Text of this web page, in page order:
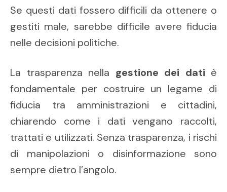
Se questi dati fossero difficili da ottenere o
gestiti male, sarebbe difficile avere fiducia
nelle decisioni politiche.
La trasparenza nella gestione dei dati è
fondamentale per costruire un legame di
fiducia tra amministrazioni e cittadini,
chiarendo come i dati vengano raccolti,
trattati e utilizzati. Senza trasparenza, i rischi
di manipolazioni o disinformazione sono
sempre dietro l’angolo.